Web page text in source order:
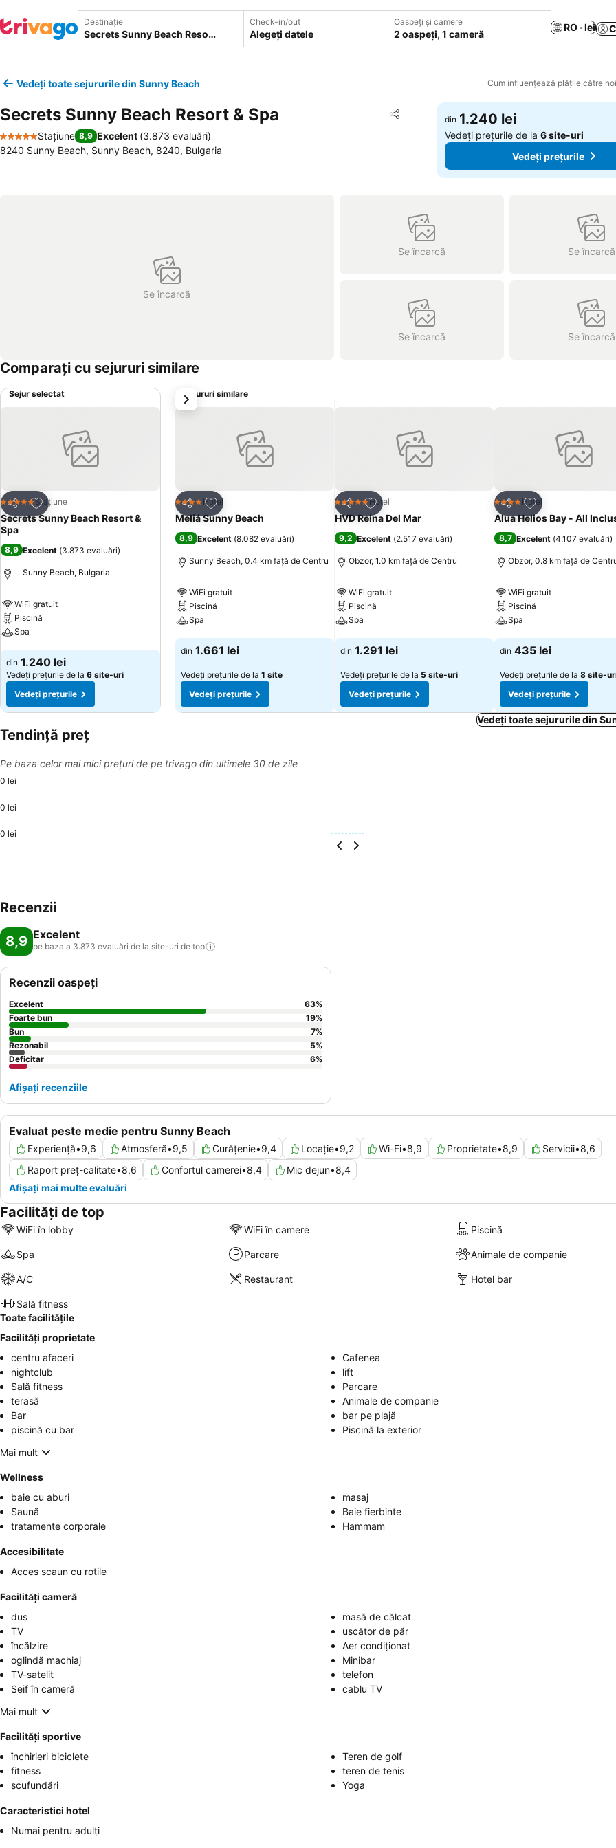
Destinație Check-in/out
Alegeți datele
Oaspeți și camere
2 oaspeți, 1 cameră
RO · lei
Vedeți toate sejururile din Sunny Beach Cum influențează plățile către
Secrets Sunny Beach Resort & Spa Distribuiți
Adăugaţi la favorite
5 Stele
Stațiune 8,9 Excelent (3.873 evaluări)
8240 Sunny Beach, Sunny Beach, 8240, Bulgaria
din 1.240 lei
Vedeți prețurile de la6 site-uri
Vedeți prețurile
Se încarcă
Se încarcă Se încarcă
Se încarcă Se încarcă
Comparați cu sejururi similare
Sejur selectat
Distribuiți
Adăugaţi la favorite
5 Stele Stațiune
Secrets Sunny Beach Resort &
Spa
8,9 Excelent (3.873 evaluări)
Sunny Beach, Bulgaria
WiFi gratuit
Piscină
Spa
Vedeți prețurile
din 1.240 lei
Vedeți prețurile de la 6 site-uri
Vedeți prețurile
Sejururi similare
Distribuiți
Adăugaţi la favorite
4 Stele Hotel
Meliá Sunny Beach
8,9 Excelent (8.082 evaluări)
Sunny Beach, 0.4 km faţă de Centru
WiFi gratuit
Piscină
Spa
Vedeți prețurile
din 1.661 lei
Vedeți prețurile de la 1 site
Vedeți prețurile
Distribuiți
Adăugaţi la favorite
5 Stele Hotel
HVD Reina Del Mar
9,2 Excelent (2.517 evaluări)
Obzor, 1.0 km faţă de Centru
WiFi gratuit
Piscină
Spa
Vedeți prețurile
din 1.291 lei
Vedeți prețurile de la 5 site-uri
Vedeți prețurile
Distribuiți
Adăugaţi la
4 Stele Hotel
Alua Helios Bay - All
8,7 Excelent (4.107 evaluări)
Obzor, 0.8 km faţă de
WiFi gratuit
Piscină
Spa
Vedeți prețurile
din 435 lei
Vedeți prețurile de la 8 site-
Vedeți prețurile
următorul
Vedeți toate sejururile din
Tendință preț
Pe baza celor mai mici prețuri de pe trivago din ultimele 30 de zile
0 lei
0 lei
0 lei
Recenzii
8,9 Excelent
pe baza a 3.873 evaluări de la site-uri de top
Evaluat peste medie pentru Sunny Beach
Experiență•9,6 Atmosferă•9,5 Curățenie•9,4 Locație•9,2 Wi-Fi•8,9 Proprietate•8,9 Servicii•8,6
Raport preț-calitate•8,6 Confortul camerei•8,4 Mic dejun•8,4
Afișați mai multe evaluări
Recenzii oaspeți
Excelent 63%
Foarte bun
19%
Bun
7%
Rezonabil
5%
Deficitar
6%
Afișați recenziile
Facilități de top
WiFi în lobby WiFi în camere Piscină
Spa Parcare Animale de companie
A/C Restaurant Hotel bar
Sală fitness
Toate facilitățile
Facilități proprietate
centru afaceri
Cafenea
nightclub
lift
Sală fitness
Parcare
terasă
Animale de companie
Bar
bar pe plajă
piscină cu bar
Piscină la exterior
Mai mult
Wellness
baie cu aburi
masaj
Saună
Baie fierbinte
tratamente corporale
Hammam
Accesibilitate
Acces scaun cu rotile
Facilități cameră
duș
masă de călcat
TV
uscător de păr
încălzire
Aer condiționat
oglindă machiaj
Minibar
TV-satelit
telefon
Seif în cameră
cablu TV
Mai mult
Facilități sportive
închirieri biciclete
Teren de golf
fitness
teren de tenis
scufundări
Yoga
Caracteristici hotel
Numai pentru adulți